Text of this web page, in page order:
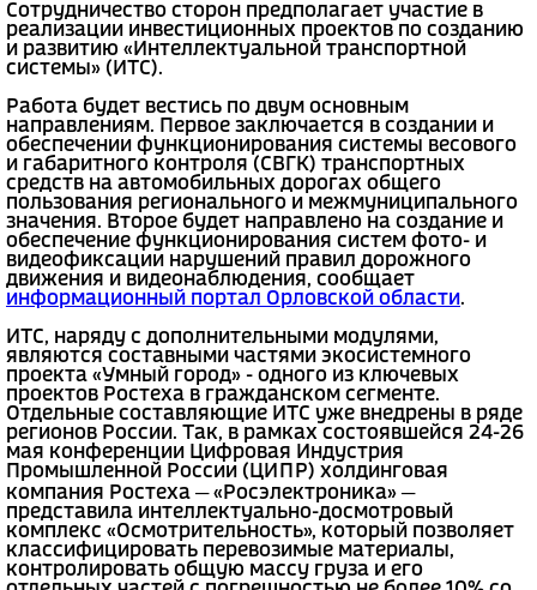
Сотрудничество сторон предполагает участие в
реализации инвестиционных проектов по созданию
и развитию «Интеллектуальной транспортной
системы» (ИТС).
Работа будет вестись по двум основным
направлениям. Первое заключается в создании и
обеспечении функционирования системы весового
и габаритного контроля (СВГК) транспортных
средств на автомобильных дорогах общего
пользования регионального и межмуниципального
значения. Второе будет направлено на создание и
обеспечение функционирования систем фото- и
видеофиксации нарушений правил дорожного
движения и видеонаблюдения, сообщает
информационный портал Орловской области.
ИТС, наряду с дополнительными модулями,
являются составными частями экосистемного
проекта «Умный город» - одного из ключевых
проектов Ростеха в гражданском сегменте.
Отдельные составляющие ИТС уже внедрены в ряде
регионов России. Так, в рамках состоявшейся 24-26
мая конференции Цифровая Индустрия
Промышленной России (ЦИПР) холдинговая
компания Ростеха ─ «Росэлектроника» ─
представила интеллектуально-досмотровый
комплекс «Осмотрительность», который позволяет
классифицировать перевозимые материалы,
контролировать общую массу груза и его